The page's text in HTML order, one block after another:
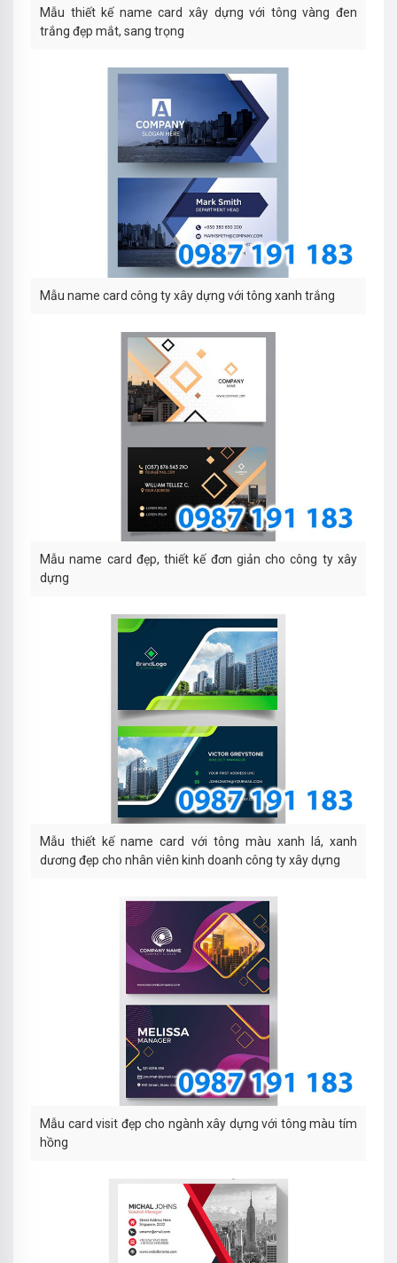
Mẫu thiết kế name card xây dựng với tông vàng đen
trắng đẹp mắt, sang trọng
Mẫu name card công ty xây dựng với tông xanh trắng
Mẫu name card đẹp, thiết kế đơn giản cho công ty xây
dựng
Mẫu thiết kế name card với tông màu xanh lá, xanh
dương đẹp cho nhân viên kinh doanh công ty xây dựng
Mẫu card visit đẹp cho ngành xây dựng với tông màu tím
hồng